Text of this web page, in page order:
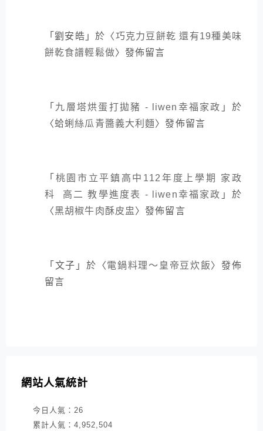
「劉安皓 」於〈巧克力豆餅乾 還有19種美味
餅乾食譜輕鬆做〉發佈留言
「 九層塔烘蛋打拋豬 - liwen幸福家政 」於
〈蛤蜊絲瓜青醬義大利麵〉發佈留言
「 桃園市立平鎮高中112年度上學期 家政
科 高二 教學進度表 - liwen幸福家政 」於
〈黑胡椒牛肉酥皮盅 〉發佈留言
「 文子 」於〈電鍋料理～皇帝豆炊飯〉發佈
留言
網站人氣統計
今日人氣： 26
累計人氣： 4,952,504